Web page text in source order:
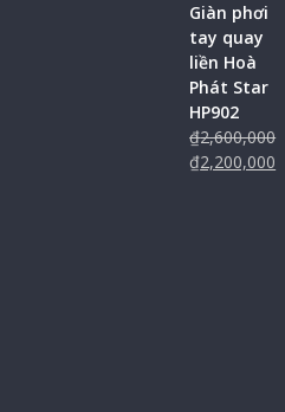
Giàn phơi
tay quay
liền Hoà
Phát Star
HP902
₫2,600,000
₫2,200,000